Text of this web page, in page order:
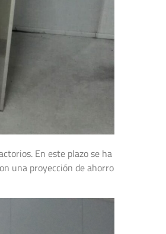
En este plazo se ha
una proyección de ahorro